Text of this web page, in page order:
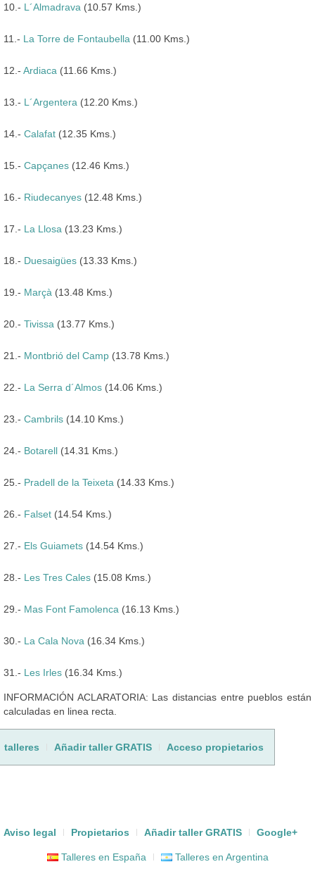
10.- L´Almadrava (10.57 Kms.)
11.- La Torre de Fontaubella (11.00 Kms.)
12.- Ardiaca (11.66 Kms.)
13.- L´Argentera (12.20 Kms.)
14.- Calafat (12.35 Kms.)
15.- Capçanes (12.46 Kms.)
16.- Riudecanyes (12.48 Kms.)
17.- La Llosa (13.23 Kms.)
18.- Duesaigües (13.33 Kms.)
19.- Marçà (13.48 Kms.)
20.- Tivissa (13.77 Kms.)
21.- Montbrió del Camp (13.78 Kms.)
22.- La Serra d´Almos (14.06 Kms.)
23.- Cambrils (14.10 Kms.)
24.- Botarell (14.31 Kms.)
25.- Pradell de la Teixeta (14.33 Kms.)
26.- Falset (14.54 Kms.)
27.- Els Guiamets (14.54 Kms.)
28.- Les Tres Cales (15.08 Kms.)
29.- Mas Font Famolenca (16.13 Kms.)
30.- La Cala Nova (16.34 Kms.)
31.- Les Irles (16.34 Kms.)
INFORMACIÓN ACLARATORIA: Las distancias entre pueblos están
calculadas en linea recta.
talleres Añadir taller GRATIS Acceso propietarios
Aviso legal Propietarios Añadir taller GRATIS Google+
Talleres en España Talleres en Argentina